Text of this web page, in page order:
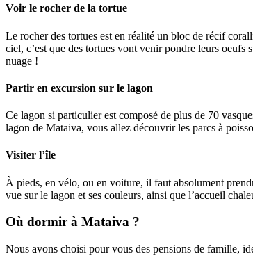
Voir le rocher de la tortue
Le rocher des tortues est en réalité un bloc de récif
ciel, c’est que des tortues vont venir pondre leurs oeufs
nuage !
Partir en excursion sur le lagon
Ce lagon si particulier est composé de plus de 70
lagon de Mataiva, vous allez découvrir les parcs à
Visiter l’île
À pieds, en vélo, ou en voiture, il faut absolument
vue sur le lagon et ses couleurs, ainsi que l’accueil
Où dormir à Mataiva ?
Nous avons choisi pour vous des pensions de famille,